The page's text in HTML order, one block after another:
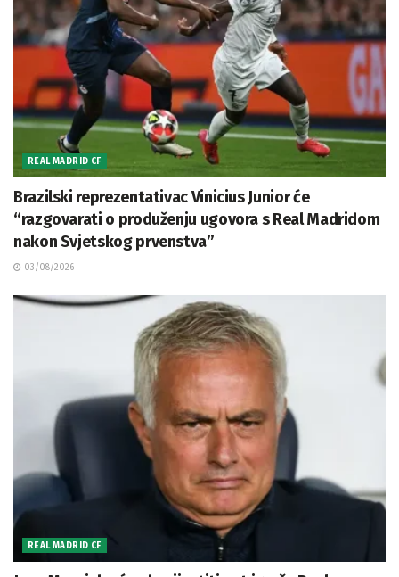
REAL MADRID CF
Brazilski reprezentativac Vinicius Junior će
“razgovarati o produženju ugovora s Real Madridom
nakon Svjetskog prvenstva”
03/08/2026
REAL MADRID CF